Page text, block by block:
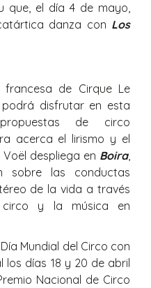
que, el día 4 de mayo,
danza con Los
de Cirque Le
podrá disfrutar en esta
de circo
acerca el lirismo y el
despliega en Boira,
sobre las conductas
de la vida a través
circo y la música en
Mundial del Circo con
los días 18 y 20 de abril
Nacional de Circo